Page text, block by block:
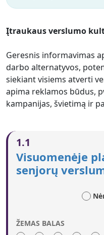
Įtraukaus verslumo
Geresnis informavimas
darbo alternatyvos,
siekiant visiems atverti
apima reklamos būdus,
kampanijas, švietimą ir
1.1
Visuomenėje
senjorų
ŽEMAS BALAS